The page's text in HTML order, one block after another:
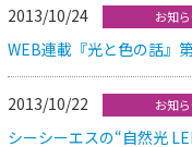
2013/10/24 お知
WEB連載『光と色の話
2013/10/22 お知
シーシーエスの“自然光